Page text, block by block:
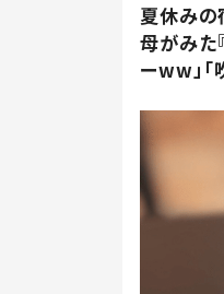
夏休みの
母がみた
ーww」